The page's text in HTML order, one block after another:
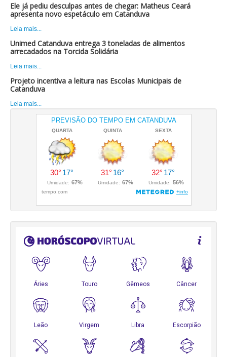
Ele já pediu desculpas antes de chegar: Matheus Ceará
apresenta novo espetáculo em Catanduva
Leia mais...
Unimed Catanduva entrega 3 toneladas de alimentos
arrecadados na Torcida Solidária
Leia mais...
Projeto incentiva a leitura nas Escolas Municipais de
Catanduva
Leia mais...